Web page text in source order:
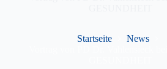
Startseite
News